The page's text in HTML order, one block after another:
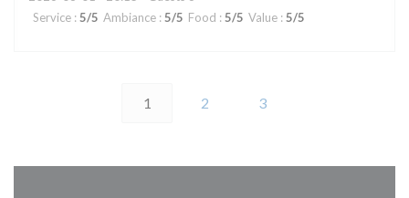
Service : 5/5 Ambiance : 5/5 Food : 5/5 Value : 5/5
1 2 3